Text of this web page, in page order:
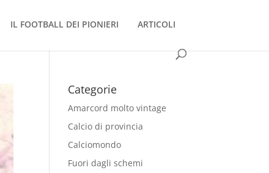
IL FOOTBALL DEI PIONIERI ARTICOLI
Categorie
Amarcord molto vintage
Calcio di provincia
Calciomondo
Fuori dagli schemi